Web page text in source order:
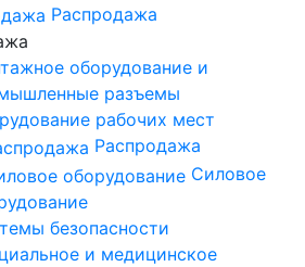
Распродажа
оборудование и
разъемы
рабочих мест
Распродажа
Силовое
безопасности
и медицинское